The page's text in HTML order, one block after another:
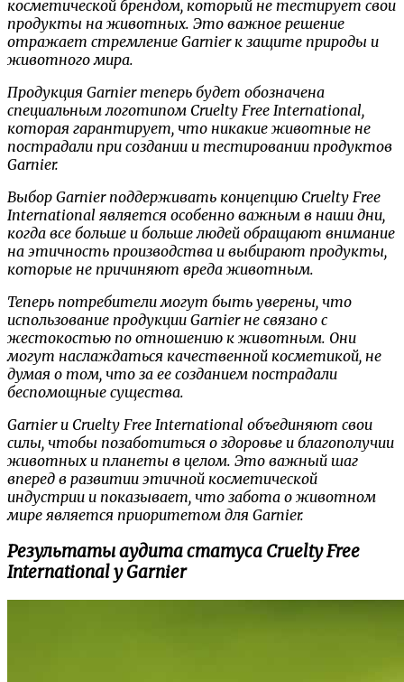
косметической брендом, который не тестирует свои
продукты на животных. Это важное решение
отражает стремление Garnier к защите природы и
животного мира.
Продукция Garnier теперь будет обозначена
специальным логотипом Cruelty Free International,
которая гарантирует, что никакие животные не
пострадали при создании и тестировании продуктов
Garnier.
Выбор Garnier поддерживать концепцию Cruelty Free
International является особенно важным в наши дни,
когда все больше и больше людей обращают внимание
на этичность производства и выбирают продукты,
которые не причиняют вреда животным.
Теперь потребители могут быть уверены, что
использование продукции Garnier не связано с
жестокостью по отношению к животным. Они
могут наслаждаться качественной косметикой, не
думая о том, что за ее созданием пострадали
беспомощные существа.
Garnier и Cruelty Free International объединяют свои
силы, чтобы позаботиться о здоровье и благополучии
животных и планеты в целом. Это важный шаг
вперед в развитии этичной косметической
индустрии и показывает, что забота о животном
мире является приоритетом для Garnier.
Результаты аудита статуса Cruelty Free
International у Garnier